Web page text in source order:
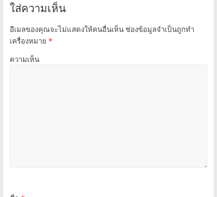
ใส่ความเห็น
อีเมลของคุณจะไม่แสดงให้คนอื่นเห็นช่องข้อมูลจำเป็นถูกทำ
เครื่องหมาย *
ความเห็น